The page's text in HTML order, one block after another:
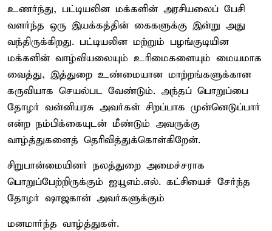
உணர்ந்து, பட்டியலின மக்களின் அரசியலைப் பேசி
வளர்ந்த ஒரு இயக்கத்தின் கைகளுக்கு இன்று அது
வந்திருக்கிறது. பட்டியலின மற்றும் பழங்குடியின
மக்களின் வாழ்வியலையும் உரிமைகளையும் மையமாக
வைத்து, இத்துறை உண்மையான மாற்றங்களுக்கான
கருவியாக செயல்பட வேண்டும். அந்தப் பொறுப்பை
தோழர் வன்னியரசு அவர்கள் சிறப்பாக முன்னெடுப்பார்
என்ற நம்பிக்கையுடன் மீண்டும் அவருக்கு
வாழ்த்துகளைத் தெரிவித்துக்கொள்கிறேன்.
சிறுபான்மையினர் நலத்துறை அமைச்சராக
பொறுப்பேற்றிருக்கும் ஐயூஎம்.எல். கட்சியைச் சேர்ந்த
தோழர் ஷாஜகான் அவர்களுக்கும்
மனமார்ந்த வாழ்த்துகள்.